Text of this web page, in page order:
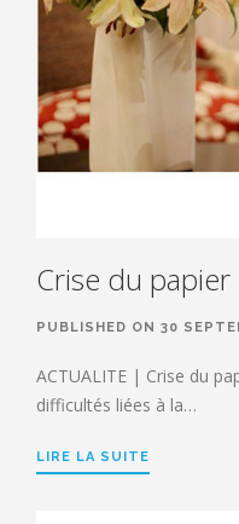
Crise du papier
PUBLISHED ON 30
ACTUALITE | Crise du
difficultés liées à la…
LIRE LA SUITE